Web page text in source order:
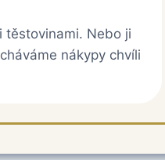
těstovinami. Nebo ji
nákypy chvíli